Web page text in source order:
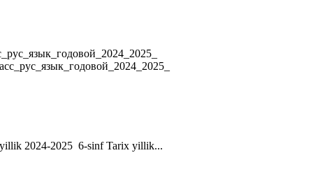
yillik 2024-2025 6-sinf Tarix yillik...